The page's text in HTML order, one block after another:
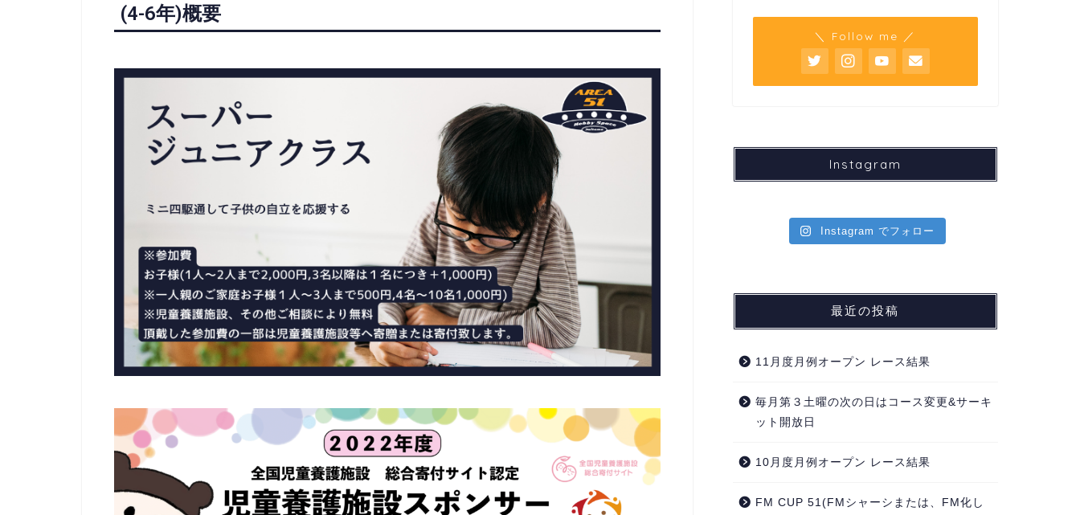
(4-6年)概要
＼ Follow me ／
Instagram
Instagram でフォロー
最近の投稿
11月度月例オープン レース結果
毎月第３土曜の次の日はコース変更&サーキ
ット開放日
10月度月例オープン レース結果
FM CUP 51(FMシャーシまたは、FM化し